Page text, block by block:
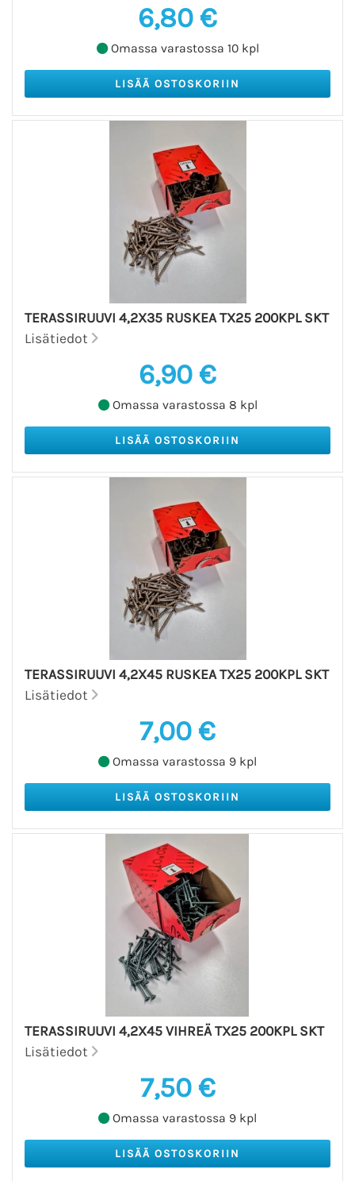
6,80 €
Omassa varastossa 10 kpl
TERASSIRUUVI 4,2X35 RUSKEA TX25 200KPL SKT
Lisätiedot
6,90 €
Omassa varastossa 8 kpl
TERASSIRUUVI 4,2X45 RUSKEA TX25 200KPL SKT
Lisätiedot
7,00 €
Omassa varastossa 9 kpl
TERASSIRUUVI 4,2X45 VIHREÄ TX25 200KPL SKT
Lisätiedot
7,50 €
Omassa varastossa 9 kpl